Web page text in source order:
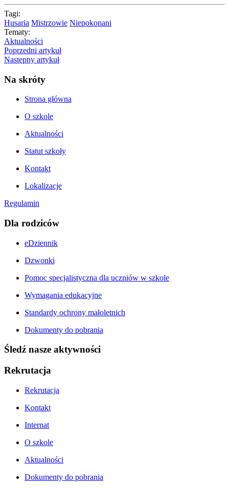
Tagi:
Husaria Mistrzowie Niepokonani
Tematy:
Aktualności
Poprzedni artykuł
Następny artykuł
Na skróty
Strona główna
O szkole
Aktualności
Statut szkoły
Kontakt
Lokalizacje
Regulamin
Dla rodziców
eDziennik
Dzwonki
Pomoc specjalistyczna dla uczniów w szkole
Wymagania edukacyjne
Standardy ochrony małoletnich
Dokumenty do pobrania
Śledź nasze aktywności
Rekrutacja
Rekrutacja
Kontakt
Internat
O szkole
Aktualności
Dokumenty do pobrania